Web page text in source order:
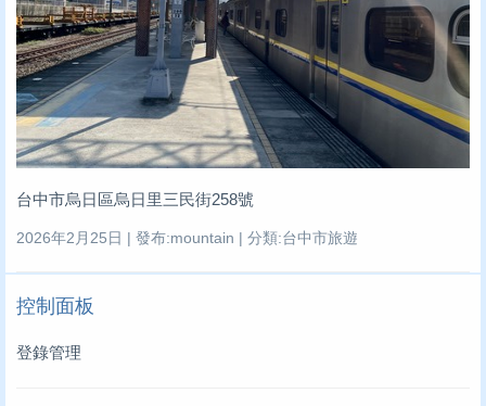
台中市烏日區烏日里三民街258號
2026年2月25日 | 發布:mountain | 分類:台中市旅遊
控制面板
登錄管理